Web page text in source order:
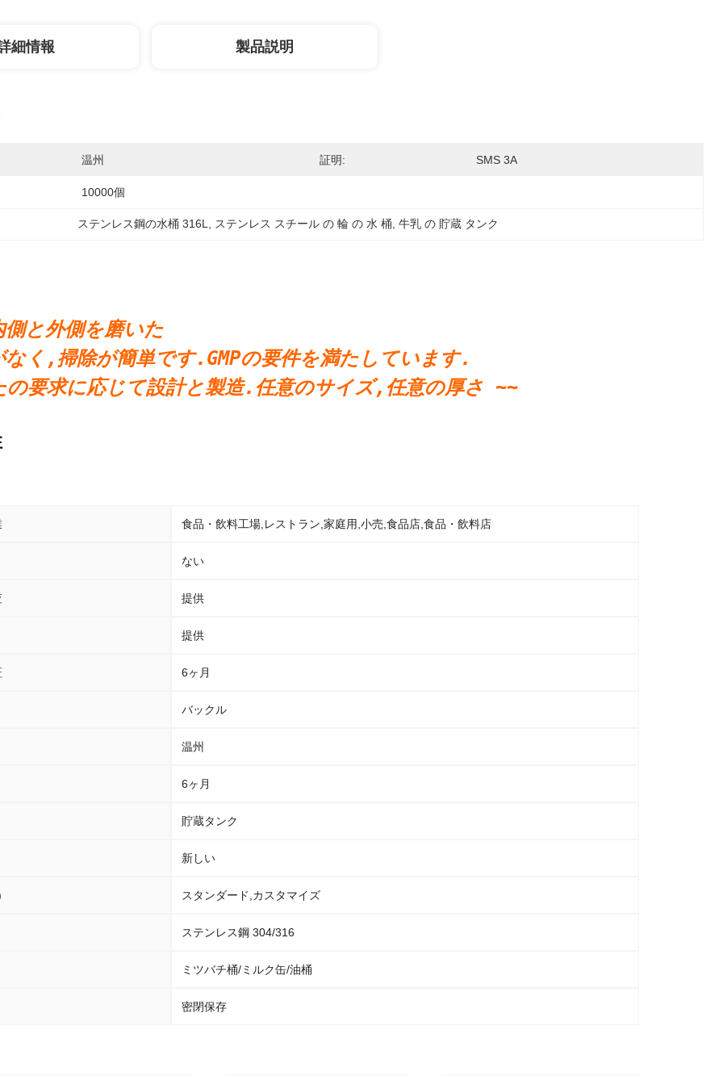
細情報 製品説明
温州 証明: SMS 3A
10000個
ステンレス鋼の水桶 316L ステンレス スチール の 輪 の 水 桶 , 牛乳 の 貯蔵 タンク
と外側を磨いた
く,掃除が簡単です.GMPの要件を満たしています.
要求に応じて設計と製造.任意のサイズ,任意の厚さ ~~
食品・飲料工場,レストラン,家庭用,小売,食品店,食品・飲料店
ない
提供
提供
6ヶ月
バックル
温州
6ヶ月
貯蔵タンク
新しい
スタンダード,カスタマイズ
ステンレス鋼 304/316
ミツバチ桶/ミルク缶/油桶
密閉保存